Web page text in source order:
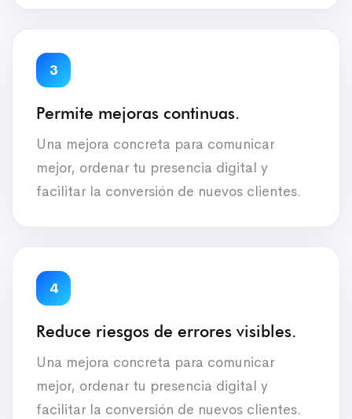
3
Permite mejoras continuas.
Una mejora concreta para comunicar
mejor, ordenar tu presencia digital y
facilitar la conversión de nuevos clientes.
4
Reduce riesgos de errores visibles.
Una mejora concreta para comunicar
mejor, ordenar tu presencia digital y
facilitar la conversión de nuevos clientes.